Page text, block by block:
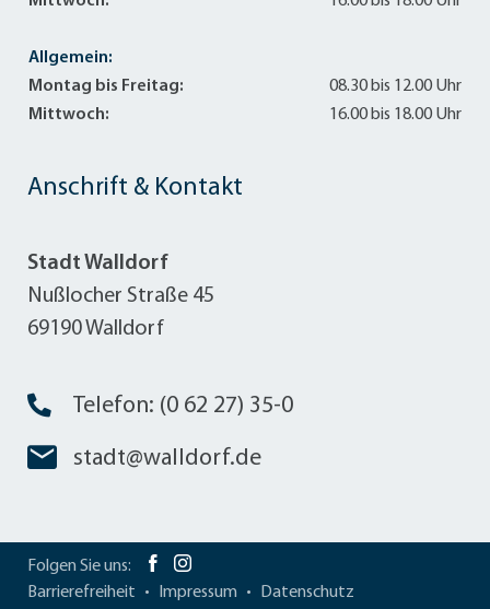
Anschrift & Kontakt
Stadt Walldorf
Nußlocher Straße 45
69190 Walldorf
Telefon: (0 62 27) 35-0
stadt@walldorf.de
Allgemein:
Montag bis Freitag:
08.30 bis 12.00 Uhr
Mittwoch:
16.00 bis 18.00 Uhr
Folgen Sie uns:
Barrierefreiheit
Impressum Datenschutz